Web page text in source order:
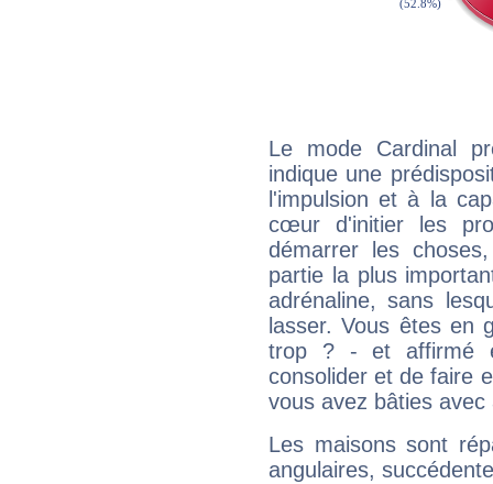
Le mode Cardinal
indique une
l'impulsion et à la
cœur d'initier les
démarrer les
partie la plus
adrénaline, sans
lasser. Vous êtes en
trop ? - et affirmé
consolider et de faire
vous avez bâties avec
Les maisons sont
angulaires,